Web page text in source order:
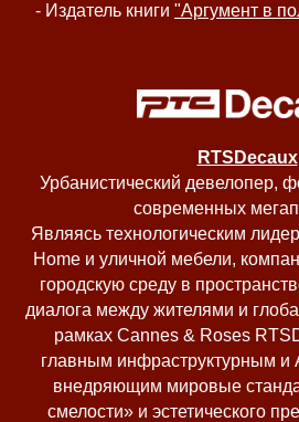
- Издатель книги "Аргумент в
RTSDecaux
Урбанистический девелопер,
современных
Являясь технологическим
Home и уличной мебели,
городскую среду в
диалога между жителями и
рамках Cannes & Roses
главным инфраструктурным и
внедряющим мировые
смелости» и эстетического